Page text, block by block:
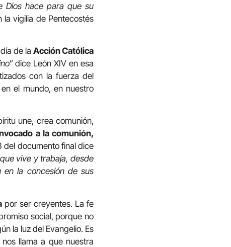
Dios hace para que su
la vigilia de Pentecostés
de la Acción Católica
” dice León XIV en esa
con la fuerza del
el mundo, en nuestro
une, crea comunión,
a la comunión,
del documento final dice
vive y trabaja, desde
en la concesión de sus
por ser creyentes. La fe
social, porque no
la luz del Evangelio. Es
llama a que nuestra